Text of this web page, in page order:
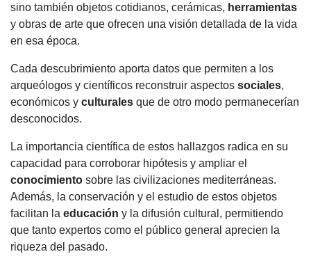
sino también objetos cotidianos, cerámicas, herramientas
y obras de arte que ofrecen una visión detallada de la vida
en esa época.
Cada descubrimiento aporta datos que permiten a los
arqueólogos y científicos reconstruir aspectos sociales,
económicos y culturales que de otro modo permanecerían
desconocidos.
La importancia científica de estos hallazgos radica en su
capacidad para corroborar hipótesis y ampliar el
conocimiento sobre las civilizaciones mediterráneas.
Además, la conservación y el estudio de estos objetos
facilitan la educación y la difusión cultural, permitiendo
que tanto expertos como el público general aprecien la
riqueza del pasado.